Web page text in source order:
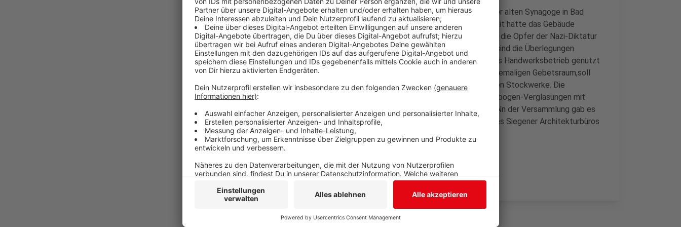
Ein Siegener Architekturbüro arbeitet an Plänen für den Umbau der alten Synagoge in Bad
Laasphe. Der Freundeskreis für christlich-jüdische Zusammenarbeit hatte das Gebäude
gekauft, um dort ein kulturelles Zentrum als Ort der Erinnerung an die Opfer der Nazi-Diktatur
zu schaffen. In der Mitgliederversammlung des Freundeskreises sind die Überlegungen
vorgestellt worden. Das Gebäude war über eine sehr lange Zeit als Handwerksbetrieb genutzt
worden. Eine alte Brandschutzmauer aus dieser Zeit, mitten im ehemaligen Gebetsraum,soll
erhalten bleiben. Ebenso die alte schmale Holztreppe in die oberen Stockwerke. Die
Außenseite des Gebäudes soll nach diesen Plänen moderne Rundbogen-Verglasungen mit
aufgedruckter hebräischer Schrift in goldener Farbe bekommen. Nn der Versammlung gab es
begeistertes Lob für die bisherige Arbeit Christian Welters und des Siegener Architekturbüros
„Projektplus“.